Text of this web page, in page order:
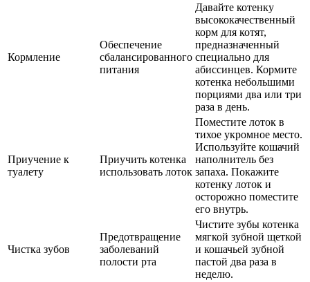
Кормление
Обеспечение
сбалансированного
питания
Давайте котенку
высококачественный
корм для котят,
предназначенный
специально для
абиссинцев. Кормите
котенка небольшими
порциями два или три
раза в день.
Приучение к
туалету
Приучить котенка
использовать лоток
Поместите лоток в
тихое укромное место.
Используйте кошачий
наполнитель без
запаха. Покажите
котенку лоток и
осторожно поместите
его внутрь.
Чистка зубов
Предотвращение
заболеваний
полости рта
Чистите зубы котенка
мягкой зубной щеткой
и кошачьей зубной
пастой два раза в
неделю.